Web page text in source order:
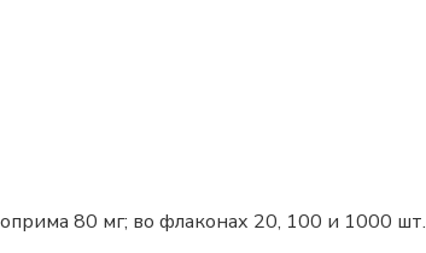
80 мг; во флаконах 20, 100 и 1000 шт.